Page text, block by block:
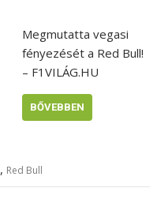
Megmutatta vegasi
fényezését a Red Bull!
– F1VILÁG.HU
BŐVEBBEN
, Red Bull